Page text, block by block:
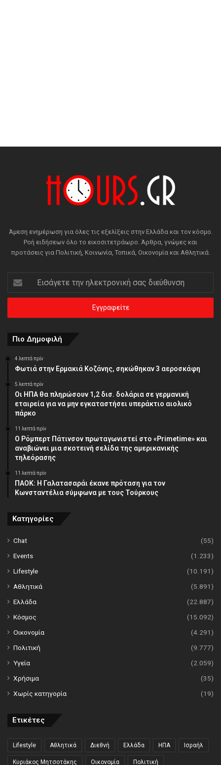
Άμεση ενημέρωση για όλες τις εξελίξεις στην Ελλάδα και τον κόσμο.
Ροή ειδήσεων όλο το εικοσιτετράωρο. Άρθρα, γνώμες και
προτάσεις για Πολιτική, Κοινωνία, Τοπικά, Οικονομία και Αθλητικά.
Εισάγετε
την
ηλεκτρονική
διεύθυνση
Πιο Δημοφιλή
4 λεπτά πρίν
Φωτιά στην Ερμακιά Κοζάνης, σηκώθηκαν 3 αεροσκάφη
5 λεπτά πρίν
Οι ΗΠΑ θα πληρώσουν 1,2 δισ. δολάρια σε γερμανική
εταιρεία για να μην εγκαταστήσει υπεράκτιο αιολικό
πάρκο
11 λεπτά πρίν
Ο Ρόμπερτ Πάτινσον πρωταγωνιστεί στο «Primetime» και
αναβιώνει μια σκοτεινή σελίδα της αμερικανικής
τηλεόρασης
11 λεπτά πρίν
ΠΑΟΚ: Η Γαλατασαράι έκανε πρόταση για τον
Κωνσταντέλια σύμφωνα με τους Τούρκους
Κατηγορίες
Chat
(55)
Events
(1.233)
Lifestyle
(10.191)
Αθλητικά
(5.891)
Ελλάδα
(22.887)
Κόσμος
(15.092)
Οικονομία
(4.291)
Πολιτική
(9.777)
Υγεία
(2.059)
Χρήσιμα
(35)
Χωρίς κατηγορία
(19)
Ετικέτες
Lifestyle Αθλητικά Διεθνή Ελλάδα ΗΠΑ Ισραήλ
Κυριάκος Μητσοτάκης Οικονομία Πολιτική